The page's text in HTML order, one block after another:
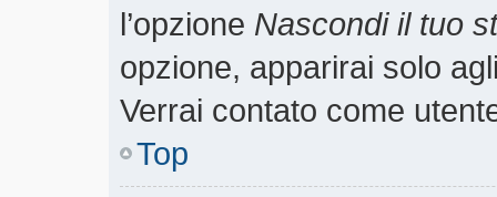
l’opzione Nascondi il tuo
opzione, apparirai solo
Verrai contato come
Top